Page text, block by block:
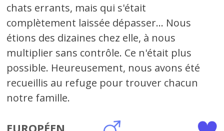
chats errants, mais qui s'était
complètement laissée dépasser... Nous
étions des dizaines chez elle, à nous
multiplier sans contrôle. Ce n'était plus
possible. Heureusement, nous avons été
recueillis au refuge pour trouver chacun
notre famille.
EUROPÉEN